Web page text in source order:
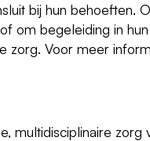
bij hun behoeften.
om begeleiding in
zorg. Voor meer
multidisciplinaire zorg